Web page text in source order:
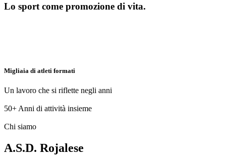
Lo sport come promozione di vita.
Migliaia di atleti formati
Un lavoro che si riflette negli anni
50+ Anni di attività insieme
Chi siamo
A.S.D. Rojalese